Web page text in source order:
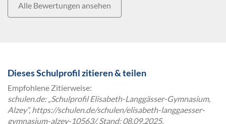
Alle Bewertungen ansehen
Dieses Schulprofil zitieren & teilen
Empfohlene Zitierweise:
schulen.de: „Schulprofil Elisabeth-Langgässer-Gymnasium,
Alzey“, https://schulen.de/schulen/elisabeth-langgaesser-
gymnasium-alzey-10563/, Stand: 08.09.2025.